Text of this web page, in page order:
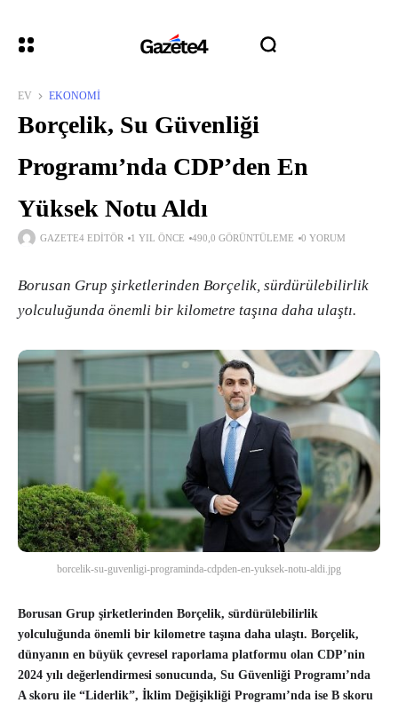
EV EKONOMI
Borçelik, Su Güvenliği
Programı’nda CDP’den En
Yüksek Notu Aldı
GAZETE4 EDITÖR 1 YIL ÖNCE 490,0 GÖRÜNTÜLEME 0 YORUM
Borusan Grup şirketlerinden Borçelik, sürdürülebilirlik
yolculuğunda önemli bir kilometre taşına daha ulaştı.
borcelik-su-guvenligi-programinda-cdpden-en-yuksek-notu-aldi.jpg
Borusan Grup şirketlerinden Borçelik, sürdürülebilirlik
yolculuğunda önemli bir kilometre taşına daha ulaştı. Borçelik,
dünyanın en büyük çevresel raporlama platformu olan CDP’nin
2024 yılı değerlendirmesi sonucunda, Su Güvenliği Programı’nda
A skoru ile “Liderlik”, İklim Değişikliği Programı’nda ise B skoru